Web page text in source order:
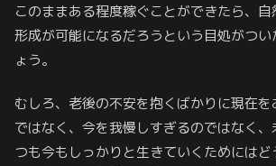
このままある程度稼ぐことができたら、
形成が可能になるだろうという目処がつい
ょう。
むしろ、老後の不安を抱くばかりに現在
ではなく、今を我慢しすぎるのではなく
つも今もしっかりと生きていくためには